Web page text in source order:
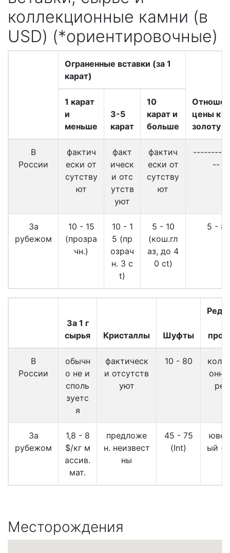
коллекционные камни (в
USD) (*ориентировочные)
Ограненные вставки (за 1
карат)
цены к
золоту
1 карат
и
меньше
3-5
карат
10
карат и
больше
В
России
фактич
ески от
сутству
ют
факт
ическ
и отс
утств
уют
фактич
ески от
сутству
ют
--
За
рубежом
10 - 15
(прозра
чн.)
10 - 1
5 (пр
озрач
н. 3 c
t)
5 - 10
(кош.гл
аз, до 4
0 ct)
5 - 8
За 1 г
сырья
Кристаллы Шуфты
В
России
обычн
о не и
споль
зуетс
я
фактическ
и отсутств
уют
10 - 80
За
рубежом
1,8 - 8
$/кг м
ассив.
мат.
предложе
н. неизвест
ны
45 - 75
(Int)
ый -
Месторождения